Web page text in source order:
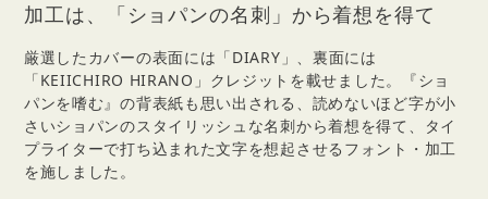
加工は、「ショパンの名刺」から着想を得て
厳選したカバーの表面には「DIARY」、裏面には
「KEIICHIRO HIRANO」クレジットを載せました。『ショ
パンを嗜む』の背表紙も思い出される、読めないほど字が小
さいショパンのスタイリッシュな名刺から着想を得て、タイ
プライターで打ち込まれた文字を想起させるフォント・加工
を施しました。